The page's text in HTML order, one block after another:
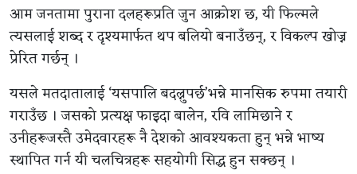
आम जनतामा पुराना दलहरूप्रति जुन आक्रोश छ, यी फिल्मले
त्यसलाई शब्द र दृश्यमार्फत थप बलियो बनाउँछन्, र विकल्प खोज्न
प्रेरित गर्छन् ।
यसले मतदातालाई ‘यसपालि बदल्नुपर्छ’भन्ने मानसिक रुपमा तयारी
गराउँछ । जसको प्रत्यक्ष फाइदा बालेन, रवि लामिछाने र
उनीहरूजस्तै उमेदवारहरू नै देशको आवश्यकता हुन् भन्ने भाष्य
स्थापित गर्न यी चलचित्रहरू सहयोगी सिद्ध हुन सक्छन् ।